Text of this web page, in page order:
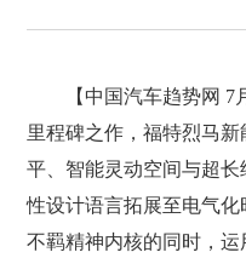
【中国汽车趋势网
里程碑之作，福特烈马
平、智能灵动空间与超
性设计语言拓展至电气
不羁精神内核的同时，